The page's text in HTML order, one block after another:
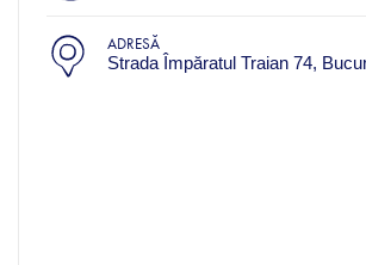
ADRESĂ
Strada Împăratul Traian 74,